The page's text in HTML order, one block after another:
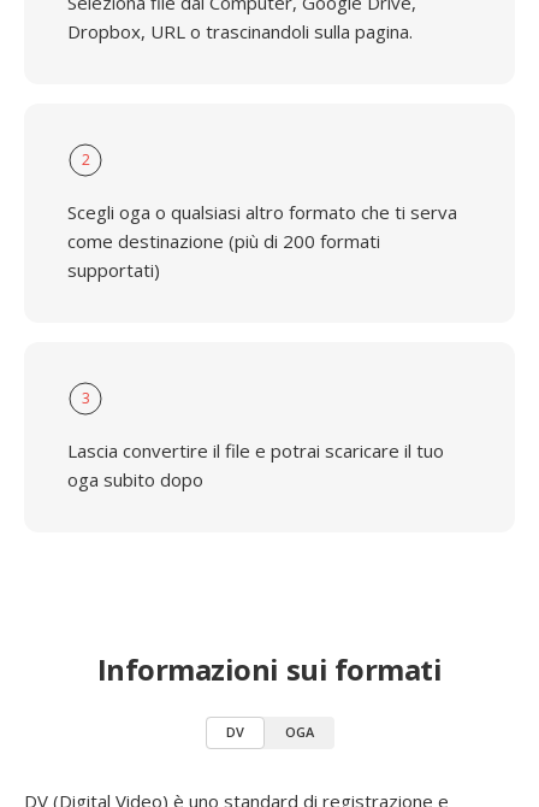
Dropbox, URL o trascinandoli sulla pagina.
2
Scegli oga o qualsiasi altro formato che ti serva
come destinazione (più di 200 formati
supportati)
3
Lascia convertire il file e potrai scaricare il tuo
oga subito dopo
Informazioni sui formati
DV OGA
DV (Digital Video) è uno standard di registrazione e